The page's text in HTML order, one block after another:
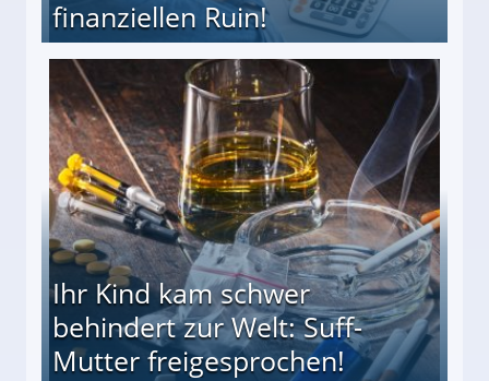
finanziellen Ruin!
(34) in den finanziellen Ruin!
Ihr Kind kam schwer
behindert zur Welt: Suff-
Mutter freigesprochen!